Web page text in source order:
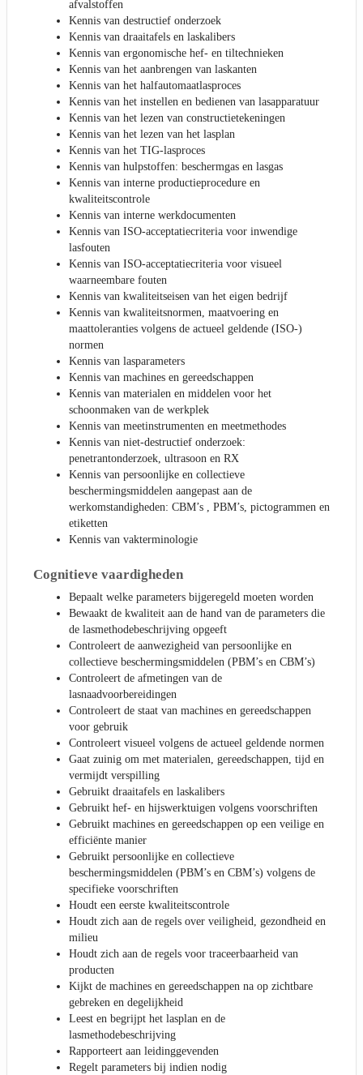
afvalstoffen
Kennis van destructief onderzoek
Kennis van draaitafels en laskalibers
Kennis van ergonomische hef- en tiltechnieken
Kennis van het aanbrengen van laskanten
Kennis van het halfautomaatlasproces
Kennis van het instellen en bedienen van lasapparatuur
Kennis van het lezen van constructietekeningen
Kennis van het lezen van het lasplan
Kennis van het TIG-lasproces
Kennis van hulpstoffen: beschermgas en lasgas
Kennis van interne productieprocedure en
kwaliteitscontrole
Kennis van interne werkdocumenten
Kennis van ISO-acceptatiecriteria voor inwendige
lasfouten
Kennis van ISO-acceptatiecriteria voor visueel
waarneembare fouten
Kennis van kwaliteitseisen van het eigen bedrijf
Kennis van kwaliteitsnormen, maatvoering en
maattoleranties volgens de actueel geldende (ISO-)
normen
Kennis van lasparameters
Kennis van machines en gereedschappen
Kennis van materialen en middelen voor het
schoonmaken van de werkplek
Kennis van meetinstrumenten en meetmethodes
Kennis van niet-destructief onderzoek:
penetrantonderzoek, ultrasoon en RX
Kennis van persoonlijke en collectieve
beschermingsmiddelen aangepast aan de
werkomstandigheden: CBM’s , PBM’s, pictogrammen en
etiketten
Kennis van vakterminologie
Cognitieve vaardigheden
Bepaalt welke parameters bijgeregeld moeten worden
Bewaakt de kwaliteit aan de hand van de parameters die
de lasmethodebeschrijving opgeeft
Controleert de aanwezigheid van persoonlijke en
collectieve beschermingsmiddelen (PBM’s en CBM’s)
Controleert de afmetingen van de
lasnaadvoorbereidingen
Controleert de staat van machines en gereedschappen
voor gebruik
Controleert visueel volgens de actueel geldende normen
Gaat zuinig om met materialen, gereedschappen, tijd en
vermijdt verspilling
Gebruikt draaitafels en laskalibers
Gebruikt hef- en hijswerktuigen volgens voorschriften
Gebruikt machines en gereedschappen op een veilige en
efficiënte manier
Gebruikt persoonlijke en collectieve
beschermingsmiddelen (PBM’s en CBM’s) volgens de
specifieke voorschriften
Houdt een eerste kwaliteitscontrole
Houdt zich aan de regels over veiligheid, gezondheid en
milieu
Houdt zich aan de regels voor traceerbaarheid van
producten
Kijkt de machines en gereedschappen na op zichtbare
gebreken en degelijkheid
Leest en begrijpt het lasplan en de
lasmethodebeschrijving
Rapporteert aan leidinggevenden
Regelt parameters bij indien nodig